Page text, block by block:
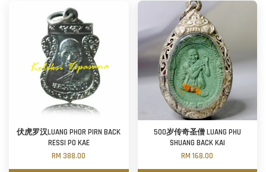
伏虎罗汉LUANG PHOR PIRN BACK
RESSI PO KAE
RM 388.00
500岁传奇圣僧 LUANG PHU
SHUANG BACK KAI
RM 168.00